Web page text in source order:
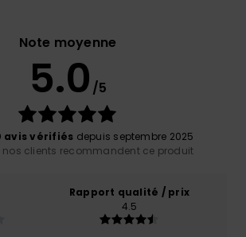
Note moyenne
5.0 /5
avis vérifiés depuis septembre 2025
nos clients recommandent ce produit
Rapport qualité / prix
4.5